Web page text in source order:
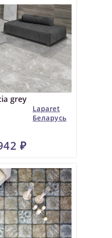
grey
Laparet
Беларусь
₽